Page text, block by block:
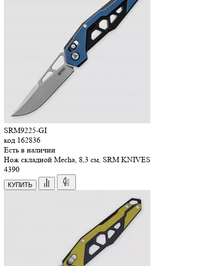
SRM9225-GI
код 162836
Есть в наличии
Нож складной Mecha, 8,3 см, SRM KNIVES
4390
КУПИТЬ